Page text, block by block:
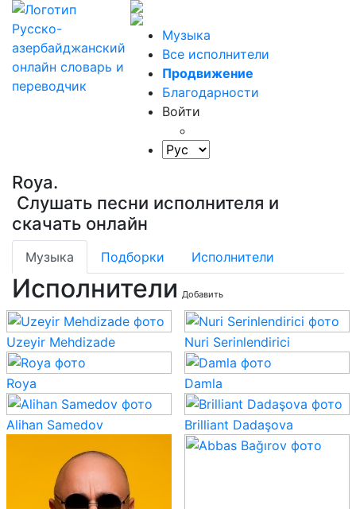
Музыка
Все исполнители
Продвижение
Благодарности
Войти
Roya.
Слушать песни исполнителя и
скачать онлайн
Музыка Подборки Исполнители
Исполнители Добавить
Uzeyir Mehdizade Nuri Serinlendirici
Roya Damla
Alihan Samedov Brilliant Dadaşova